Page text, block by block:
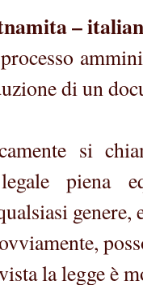
–
di un
si
piena
genere,
la legge è